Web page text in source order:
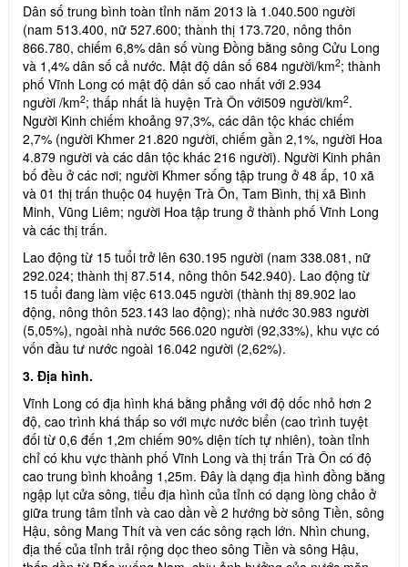
Dân số trung bình toàn tỉnh năm 2013 là 1.040.500 người
(nam 513.400, nữ 527.600; thành thị 173.720, nông thôn
866.780, chiếm 6,8% dân số vùng Đồng bằng sông Cửu Long
và 1,4% dân số cả nước. Mật độ dân số 684 người/km2; thành
phố Vĩnh Long có mật độ dân số cao nhất với 2.934
người /km2; thấp nhất là huyện Trà Ôn với509 người/km2.
Người Kinh chiếm khoảng 97,3%, các dân tộc khác chiếm
2,7% (người Khmer 21.820 người, chiếm gần 2,1%, người Hoa
4.879 người và các dân tộc khác 216 người). Người Kinh phân
bố đều ở các nơi; người Khmer sống tập trung ở 48 ấp, 10 xã
và 01 thị trấn thuộc 04 huyện Trà Ôn, Tam Bình, thị xã Bình
Minh, Vũng Liêm; người Hoa tập trung ở thành phố Vĩnh Long
và các thị trấn.
Lao động từ 15 tuổi trở lên 630.195 người (nam 338.081, nữ
292.024; thành thị 87.514, nông thôn 542.940). Lao động từ
15 tuổi đang làm việc 613.045 người (thành thị 89.902 lao
động, nông thôn 523.143 lao động); nhà nước 30.983 người
(5,05%), ngoài nhà nước 566.020 người (92,33%), khu vực có
vốn đầu tư nước ngoài 16.042 người (2,62%).
3. Địa hình.
Vĩnh Long có địa hình khá bằng phẳng với độ dốc nhỏ hơn 2
độ, cao trình khá thấp so với mực nước biển (cao trình tuyệt
đối từ 0,6 đến 1,2m chiếm 90% diện tích tự nhiên), toàn tỉnh
chỉ có khu vực thành phố Vĩnh Long và thị trấn Trà Ôn có độ
cao trung bình khoảng 1,25m. Đây là dạng địa hình đồng bằng
ngập lụt cửa sông, tiểu địa hình của tỉnh có dạng lòng chảo ở
giữa trung tâm tỉnh và cao dần về 2 hướng bờ sông Tiền, sông
Hậu, sông Mang Thít và ven các sông rạch lớn. Nhìn chung,
địa thế của tỉnh trải rộng dọc theo sông Tiền và sông Hậu,